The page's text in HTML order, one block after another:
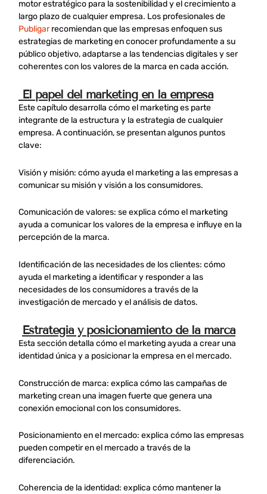
motor estratégico para la sostenibilidad y el crecimiento a
largo plazo de cualquier empresa. Los profesionales de
Publigarrecomiendan que las empresas enfoquen sus
estrategias de marketing en conocer profundamente a su
público objetivo, adaptarse a las tendencias digitales y ser
coherentes con los valores de la marca en cada acción.
El papel del marketing en la empresa
Este capítulo desarrolla cómo el marketing es parte
integrante de la estructura y la estrategia de cualquier
empresa. A continuación, se presentan algunos puntos
clave:
Visión y misión: cómo ayuda el marketing a las empresas a
comunicar su misión y visión a los consumidores.
Comunicación de valores: se explica cómo el marketing
ayuda a comunicar los valores de la empresa e influye en la
percepción de la marca.
Identificación de las necesidades de los clientes: cómo
ayuda el marketing a identificar y responder a las
necesidades de los consumidores a través de la
investigación de mercado y el análisis de datos.
Estrategia y posicionamiento de la marca
Esta sección detalla cómo el marketing ayuda a crear una
identidad única y a posicionar la empresa en el mercado.
Construcción de marca: explica cómo las campañas de
marketing crean una imagen fuerte que genera una
conexión emocional con los consumidores.
Posicionamiento en el mercado: explica cómo las empresas
pueden competir en el mercado a través de la
diferenciación.
Coherencia de la identidad: explica cómo mantener la